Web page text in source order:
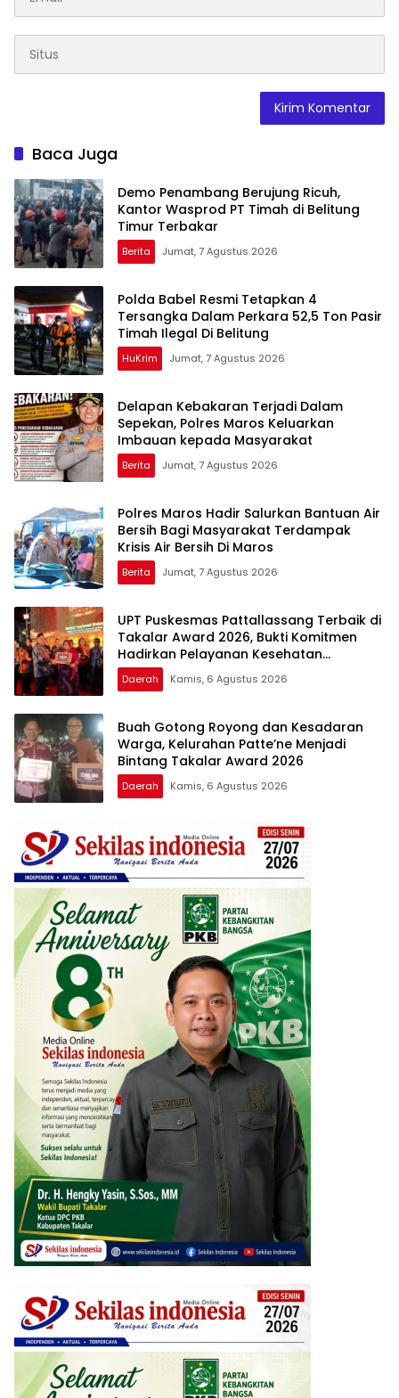
Baca Juga
Demo Penambang Berujung Ricuh,
Kantor Wasprod PT Timah di Belitung
Timur Terbakar
Berita Jumat, 7 Agustus 2026
Polda Babel Resmi Tetapkan 4
Tersangka Dalam Perkara 52,5 Ton Pasir
Timah Ilegal Di Belitung
HuKrim Jumat, 7 Agustus 2026
Delapan Kebakaran Terjadi Dalam
Sepekan, Polres Maros Keluarkan
Imbauan kepada Masyarakat
Berita Jumat, 7 Agustus 2026
Polres Maros Hadir Salurkan Bantuan Air
Bersih Bagi Masyarakat Terdampak
Krisis Air Bersih Di Maros
Berita Jumat, 7 Agustus 2026
UPT Puskesmas Pattallassang Terbaik di
Takalar Award 2026, Bukti Komitmen
Hadirkan Pelayanan Kesehatan
Berkualitas
Daerah Kamis, 6 Agustus 2026
Buah Gotong Royong dan Kesadaran
Warga, Kelurahan Patte’ne Menjadi
Bintang Takalar Award 2026
Daerah Kamis, 6 Agustus 2026